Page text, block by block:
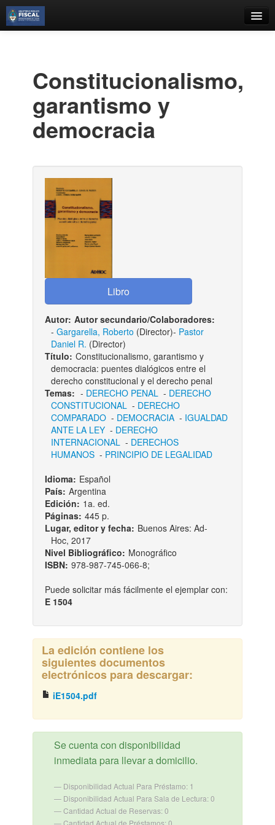
Estantes Virtuales
Iniciar sesión
Constitucionalismo,
garantismo y
democracia
Autor: Autor secundario/Colaboradores:
- Gargarella, Roberto (Director)- Pastor
Daniel R. (Director)
Título: Constitucionalismo, garantismo y
democracia: puentes dialógicos entre el
derecho constitucional y el derecho penal
Temas: - DERECHO PENAL- DERECHO
CONSTITUCIONAL- DERECHO
COMPARADO- DEMOCRACIA- IGUALDAD
ANTE LA LEY- DERECHO
INTERNACIONAL- DERECHOS
HUMANOS- PRINCIPIO DE LEGALIDAD
Idioma: Español
País: Argentina
Edición: 1a. ed.
Páginas: 445 p.
Lugar, editor y fecha: Buenos Aires: Ad-
Hoc, 2017
Nivel Bibliográfico: Monográfico
ISBN: 978-987-745-066-8;
Puede solicitar más fácilmente el ejemplar con:
E 1504
La edición contiene los
siguientes documentos
electrónicos para descargar:
iE1504.pdf
Se cuenta con disponibilidad
inmediata para llevar a domicilio.
Disponibilidad Actual Para Préstamo: 1
Disponibilidad Actual Para Sala de Lectura: 0
Cantidad Actual de Reservas: 0